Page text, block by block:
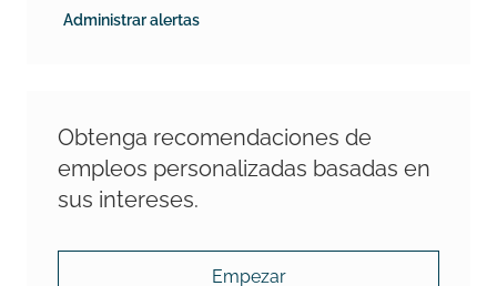
Administrar alertas
Obtenga recomendaciones de
empleos personalizadas basadas en
sus intereses.
Empezar